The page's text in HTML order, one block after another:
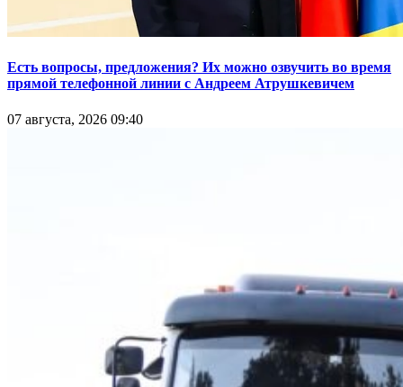
Есть вопросы, предложения? Их можно озвучить во время
прямой телефонной линии с Андреем Атрушкевичем
07 августа, 2026 09:40